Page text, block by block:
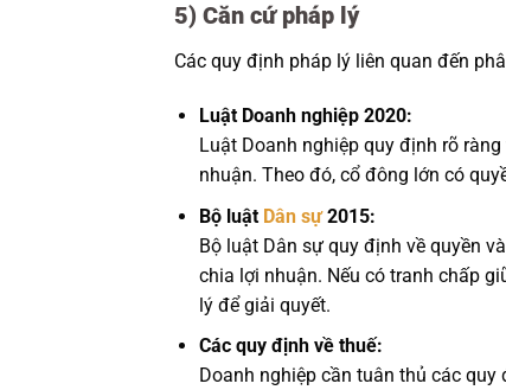
5) Căn cứ pháp lý
Các quy định pháp lý liên quan đến
Luật Doanh nghiệp 2020:
Luật Doanh nghiệp quy định rõ
nhuận. Theo đó, cổ đông lớn có
Bộ luật Dân sự2015:
Bộ luật Dân sự quy định về quyền
chia lợi nhuận. Nếu có tranh chấp
lý để giải quyết.
Các quy định về thuế:
Doanh nghiệp cần tuân thủ các